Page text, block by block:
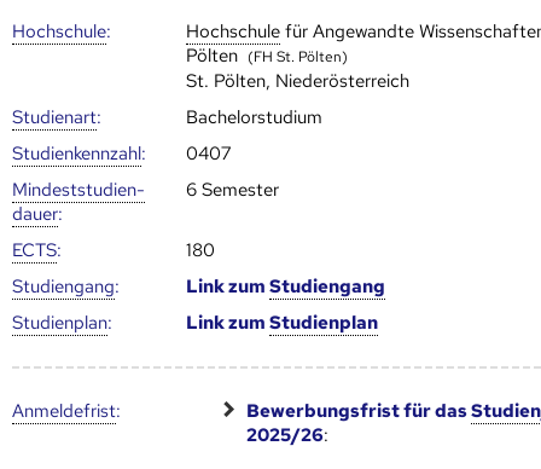
Hoch­schule: Hoch­schule für Angewandte
Pölten (FH St. Pölten)
St. Pölten, Niederösterreich
Studienart:
Bachelorstudium
Studien­kenn­zahl:
0407
Mindest­studien­
dauer:
6 Semester
ECTS:
180
Studien­gang: Link zumStudien­gang
Studien­plan: Link zumStudien­plan
Anmelde­frist: Bewerbungsfrist für das
2025/26: